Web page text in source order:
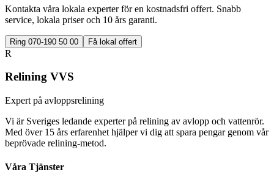
Kontakta våra lokala experter för en kostnadsfri offert. Snabb
service, lokala priser och 10 års garanti.
Ring 070-190 50 00 Få lokal offert
R
Relining VVS
Expert på avloppsrelining
Vi är Sveriges ledande experter på relining av avlopp och vattenrör.
Med över 15 års erfarenhet hjälper vi dig att spara pengar genom vår
beprövade relining-metod.
Våra Tjänster